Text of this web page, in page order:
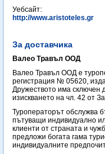
Уебсайт:
http://www.aristoteles.gr
За доставчика
Валео Травъл ООД
Валео Травъл ООД е
регистрация № 05620,
Дружеството има сключен
изискването на чл. 42 от
Туроператорът обслужва
пътуващи индивидуално
клиенти от страната и
предложи богата гама
индивидуалните